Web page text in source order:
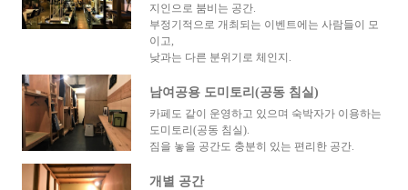
지인으로 붐비는 공간.
부정기적으로 개최되는 이벤트에는 사람들이 모
이고,
낮과는 다른 분위기로 체인지.
남여공용 도미토리(공동 침실)
카페도 같이 운영하고 있으며 숙박자가 이용하는
도미토리(공동 침실).
짐을 놓을 공간도 충분히 있는 편리한 공간.
개별 공간